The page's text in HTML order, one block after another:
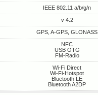
IEEE 802.11 a/b/g/n
v 4.2
GPS, A-GPS, GLONASS
NFC
USB OTG
FM-Radio
Wi-Fi Direct
Wi-Fi-Hotspot
Bluetooth LE
Bluetooth A2DP